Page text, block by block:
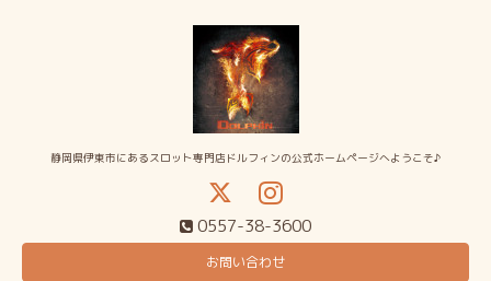
静岡県伊東市にあるスロット専門店ドルフィンの公式ホームページへようこそ♪
0557-38-3600
お問い合わせ